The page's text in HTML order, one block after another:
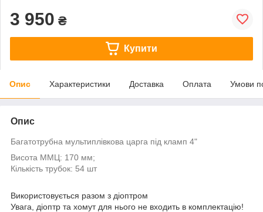
3 950 ₴
Купити
Опис Характеристики Доставка Оплата Умови
Опис
Багатотрубна мультиплівкова царга під кламп 4"
Висота ММЦ: 170 мм;
Кількість трубок: 54 шт
Використовується разом з діоптром
Увага, діоптр та хомут для нього не входить в комплектацію!